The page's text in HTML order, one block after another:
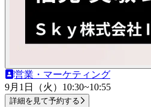
営業・マーケティング
9月1日（火） 10:30~10:55
詳細を見て予約する